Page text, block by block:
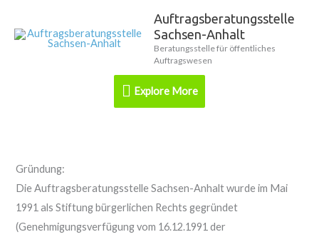
Inhalt
Auftragsberatungsstelle
Sachsen-Anhalt
Beratungsstelle für öffentliches
Auftragswesen
Explore
More
Explore More
Gründung:
Die Auftragsberatungsstelle Sachsen-Anhalt wurde im Mai
1991 als Stiftung bürgerlichen Rechts gegründet
(Genehmigungsverfügung vom 16.12.1991 der